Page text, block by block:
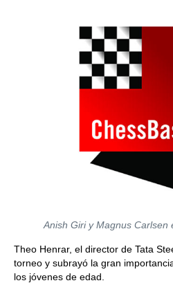
Anish Giri y Magnus Carlsen
Theo Henrar, el director de Tata
torneo y subrayó la gran
los jóvenes de edad.